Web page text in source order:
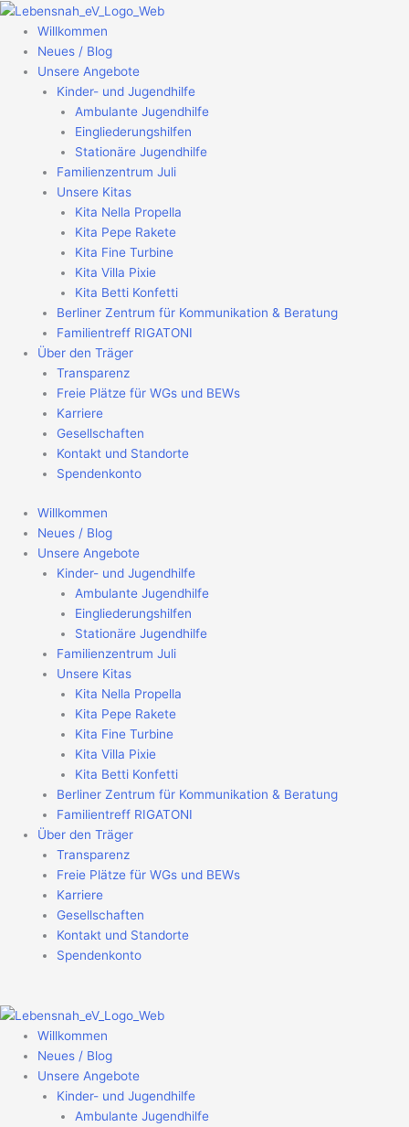
Zum
Inhalt
springen
Willkommen
Neues / Blog
Unsere Angebote
Kinder- und Jugendhilfe
Ambulante Jugendhilfe
Eingliederungshilfen
Stationäre Jugendhilfe
Familienzentrum Juli
Unsere Kitas
Kita Nella Propella
Kita Pepe Rakete
Kita Fine Turbine
Kita Villa Pixie
Kita Betti Konfetti
Berliner Zentrum für Kommunikation & Beratung
Familientreff RIGATONI
Über den Träger
Transparenz
Freie Plätze für WGs und BEWs
Karriere
Gesellschaften
Kontakt und Standorte
Spendenkonto
Willkommen
Neues / Blog
Unsere Angebote
Kinder- und Jugendhilfe
Ambulante Jugendhilfe
Eingliederungshilfen
Stationäre Jugendhilfe
Familienzentrum Juli
Unsere Kitas
Kita Nella Propella
Kita Pepe Rakete
Kita Fine Turbine
Kita Villa Pixie
Kita Betti Konfetti
Berliner Zentrum für Kommunikation & Beratung
Familientreff RIGATONI
Über den Träger
Transparenz
Freie Plätze für WGs und BEWs
Karriere
Gesellschaften
Kontakt und Standorte
Spendenkonto
Willkommen
Neues / Blog
Unsere Angebote
Kinder- und Jugendhilfe
Ambulante Jugendhilfe